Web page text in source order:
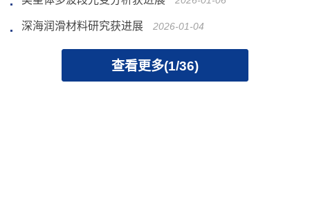
深海润滑材料研究获进展 2026-01-04
查看更多(1/36)